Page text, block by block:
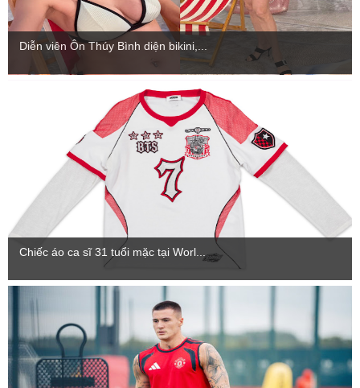
Diễn viên Ôn Thúy Bình diện bikini,...
Chiếc áo ca sĩ 31 tuổi mặc tại Worl...